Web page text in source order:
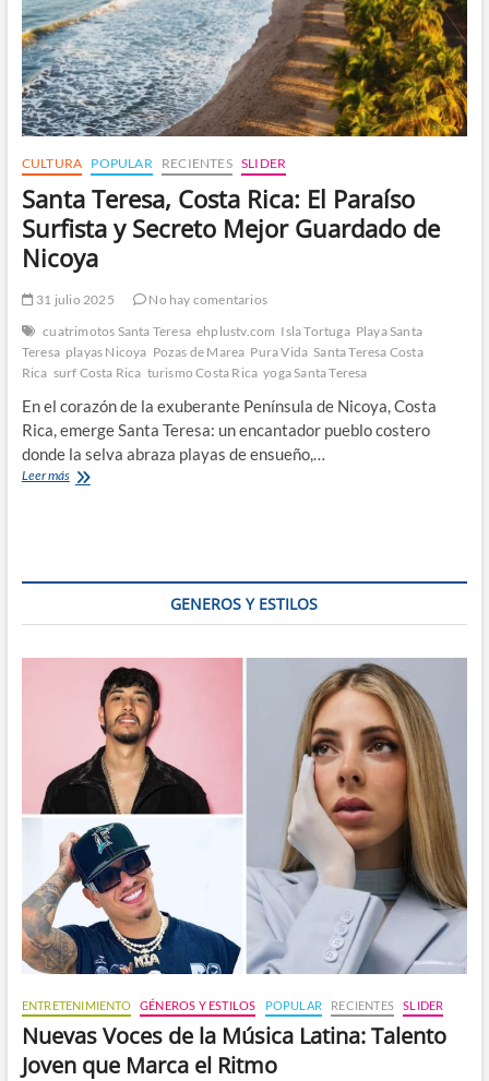
CULTURA POPULAR RECIENTES SLIDER
Santa Teresa, Costa Rica: El Paraíso
Surfista y Secreto Mejor Guardado de
Nicoya
31 julio 2025
No hay comentarios
cuatrimotos Santa Teresa ehplustv.com Isla Tortuga Playa Santa
Teresa playas Nicoya Pozas de Marea Pura Vida Santa Teresa Costa
Rica surf Costa Rica turismo Costa Rica yoga Santa Teresa
En el corazón de la exuberante Península de Nicoya, Costa
Rica, emerge Santa Teresa: un encantador pueblo costero
donde la selva abraza playas de ensueño,…
Leer másSanta
Guardado
Nicoya
GENEROS Y ESTILOS
ENTRETENIMIENTO GÉNEROS Y ESTILOS POPULAR RECIENTES SLIDER
Nuevas Voces de la Música Latina: Talento
Joven que Marca el Ritmo